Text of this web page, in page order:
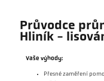
Průvodce
Hliník -
Vaše výhody:
Přesné zaměření